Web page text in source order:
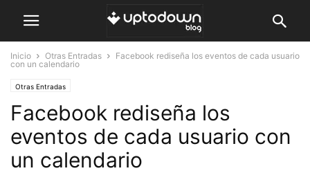
Inicio Otras Entradas
Facebook rediseña los eventos de cada usuario
con un calendario
Otras Entradas
Facebook rediseña los
eventos de cada usuario con
un calendario